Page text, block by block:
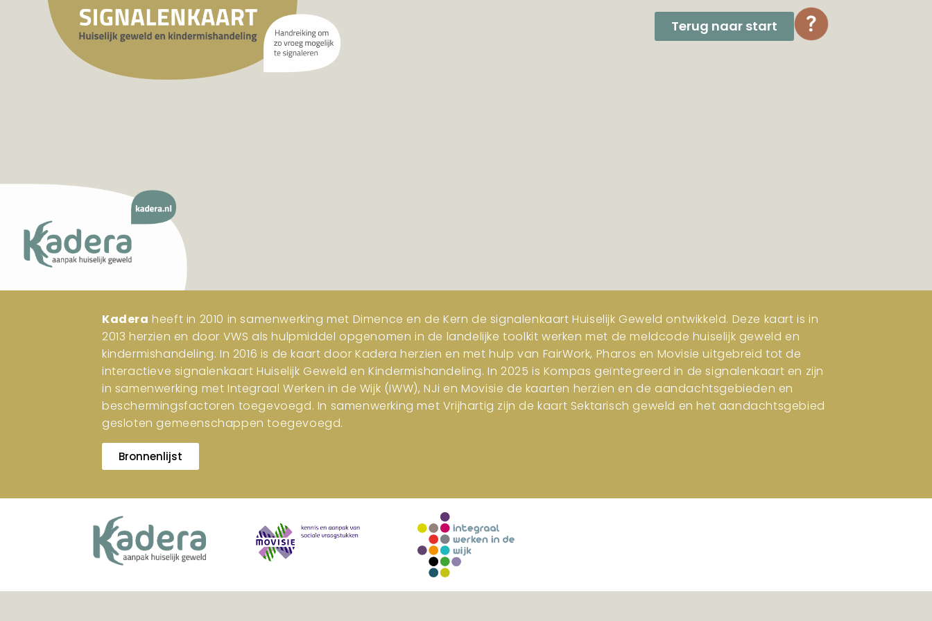
Terug naar start
Kadera heeft in 2010 in samenwerking met Dimence en de Kern de signalenkaart Huiselijk Geweld ontwikkeld. Deze kaart is in
2013 herzien en door VWS als hulpmiddel opgenomen in de landelijke toolkit werken met de meldcode huiselijk geweld en
kindermishandeling. In 2016 is de kaart door Kadera herzien en met hulp van FairWork, Pharos en Movisie uitgebreid tot de
interactieve signalenkaart Huiselijk Geweld en Kindermishandeling. In 2025 is Kompas geïntegreerd in de signalenkaart en zijn
in samenwerking met Integraal Werken in de Wijk (IWW), NJi en Movisie de kaarten herzien en de aandachtsgebieden en
beschermingsfactoren toegevoegd. In samenwerking met Vrijhartig zijn de kaart Sektarisch geweld en het aandachtsgebied
gesloten gemeenschappen toegevoegd.
Bronnenlijst